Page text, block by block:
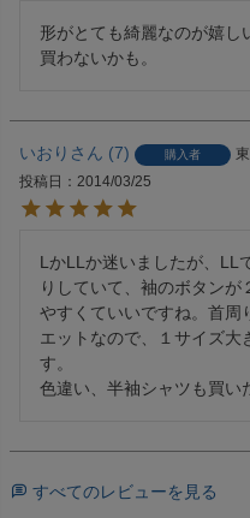
形がとても綺麗なのが嬉し
買わないかも。
いおり 7 購入者
投稿日
2014/03/25
LかLLか迷いましたが、LL
りしていて、袖のボタン
やすくていいですね。首周
エットなので、１サイズ大
す。
色違い、半袖シャツも買い
すべてのレビューを見る